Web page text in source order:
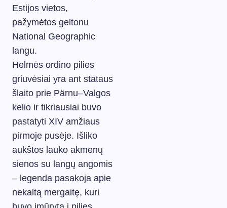
Estijos vietos,
pažymėtos geltonu
National Geographic
langu.
Helmės ordino pilies
griuvėsiai yra ant stataus
šlaito prie Pärnu–Valgos
kelio ir tikriausiai buvo
pastatyti XIV amžiaus
pirmoje pusėje. Išliko
aukštos lauko akmenų
sienos su langų angomis
– legenda pasakoja apie
nekaltą mergaitę, kuri